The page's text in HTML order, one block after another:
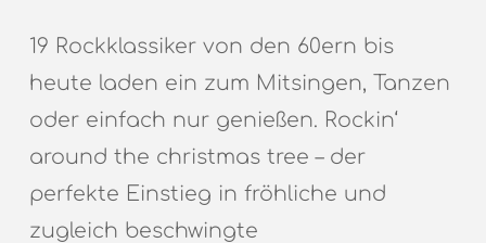
19 Rockklassiker von den 60ern bis
heute laden ein zum Mitsingen, Tanzen
oder einfach nur genießen. Rockin‘
around the christmas tree – der
perfekte Einstieg in fröhliche und
zugleich beschwingte